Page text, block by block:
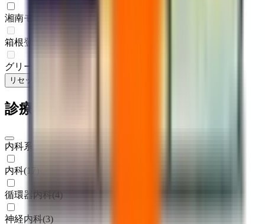
湘南モノレール
箱根登山鉄道鉄道線
グリーンライン
リセット
診療科からさがす
内科系
内科(17
循環器内科 4
神経内科(3)